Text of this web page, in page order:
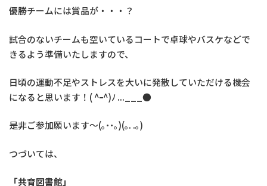
優勝チームには賞品が・・・？
試合のないチームも空いているコートで卓球やバスケなどで
きるよう準備いたしますので、
日頃の運動不足やストレスを大いに発散していただける機会
になると思います！( ^ｰ^)ﾉ ...___●
是非ご参加願います～(｡･･｡)(｡. .｡)
つづいては、
「共育図書館」